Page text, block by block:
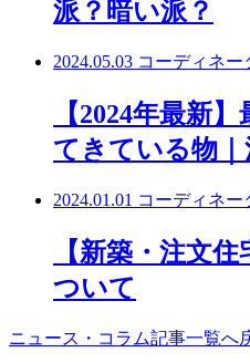
派？暗い派？
2024.05.03 コーディネー
【2024年最新
てきている物
2024.01.01 コーディネー
【新築・注文
ついて
ニュース・コラム記事一覧へ